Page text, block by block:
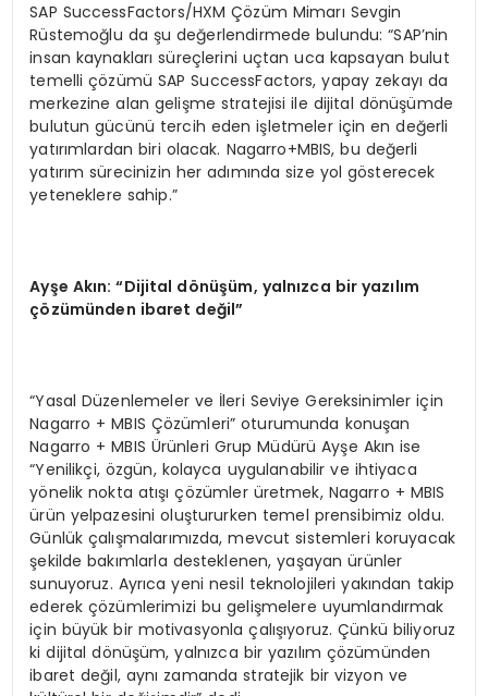
SAP SuccessFactors/HXM Çözüm Mimarı Sevgin
Rüstemoğlu da şu değerlendirmede bulundu: “SAP’nin
insan kaynakları süreçlerini uçtan uca kapsayan bulut
temelli çözümü SAP SuccessFactors, yapay zekayı da
merkezine alan gelişme stratejisi ile dijital dönüşümde
bulutun gücünü tercih eden işletmeler için en değerli
yatırımlardan biri olacak. Nagarro+MBIS, bu değerli
yatırım sürecinizin her adımında size yol gösterecek
yeteneklere sahip.”
Ayşe Akın: “Dijital dönüşüm, yalnızca bir yazılım
çözümünden ibaret değil”
“Yasal Düzenlemeler ve İleri Seviye Gereksinimler için
Nagarro + MBIS Çözümleri” oturumunda konuşan
Nagarro + MBIS Ürünleri Grup Müdürü Ayşe Akın ise
“Yenilikçi, özgün, kolayca uygulanabilir ve ihtiyaca
yönelik nokta atışı çözümler üretmek, Nagarro + MBIS
ürün yelpazesini oluştururken temel prensibimiz oldu.
Günlük çalışmalarımızda, mevcut sistemleri koruyacak
şekilde bakımlarla desteklenen, yaşayan ürünler
sunuyoruz. Ayrıca yeni nesil teknolojileri yakından takip
ederek çözümlerimizi bu gelişmelere uyumlandırmak
için büyük bir motivasyonla çalışıyoruz. Çünkü biliyoruz
ki dijital dönüşüm, yalnızca bir yazılım çözümünden
ibaret değil, aynı zamanda stratejik bir vizyon ve